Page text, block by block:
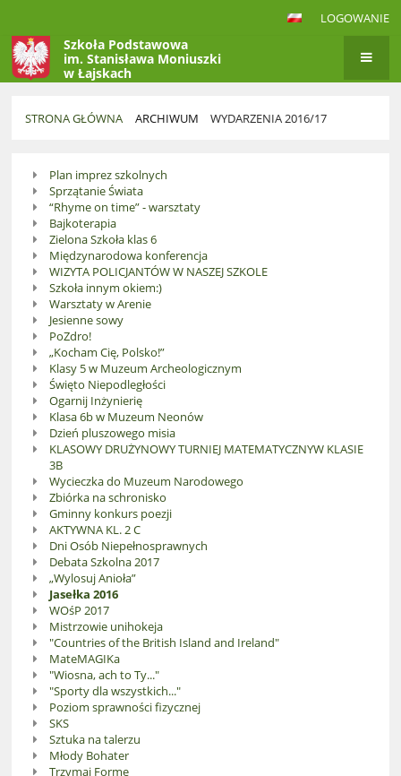
LOGOWANIE
Szkoła Podstawowa
im. Stanisława Moniuszki
w Łajskach
STRONA GŁÓWNA ARCHIWUM WYDARZENIA 2016/17
Wydarzenia
2016/17Plan imprez szkolnych
Sprzątanie Świata
“Rhyme on time” - warsztaty
Bajkoterapia
Zielona Szkoła klas 6
Międzynarodowa konferencja
WIZYTA POLICJANTÓW W NASZEJ SZKOLE
Szkoła innym okiem:)
Warsztaty w Arenie
Jesienne sowy
PoZdro!
„Kocham Cię, Polsko!”
Klasy 5 w Muzeum Archeologicznym
Święto Niepodległości
Ogarnij Inżynierię
Klasa 6b w Muzeum Neonów
Dzień pluszowego misia
KLASOWY DRUŻYNOWY TURNIEJ MATEMATYCZNYW KLASIE
3B
Wycieczka do Muzeum Narodowego
Zbiórka na schronisko
Gminny konkurs poezji
AKTYWNA KL. 2 C
Dni Osób Niepełnosprawnych
Debata Szkolna 2017
„Wylosuj Anioła”
Jasełka 2016
WOśP 2017
Mistrzowie unihokeja
"Countries of the British Island and Ireland"
MateMAGIKa
"Wiosna, ach to Ty..."
"Sporty dla wszystkich..."
Poziom sprawności fizycznej
SKS
Sztuka na talerzu
Młody Bohater
Trzymaj Formę